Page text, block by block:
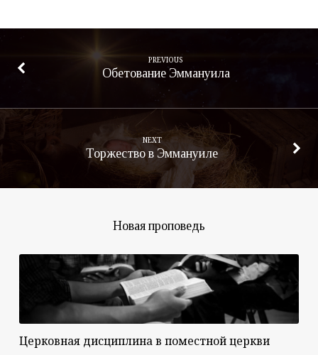
PREVIOUS
Обетование Эммануила
NEXT
Торжество в Эммануиле
Новая проповедь
Церковная дисциплина в поместной церкви